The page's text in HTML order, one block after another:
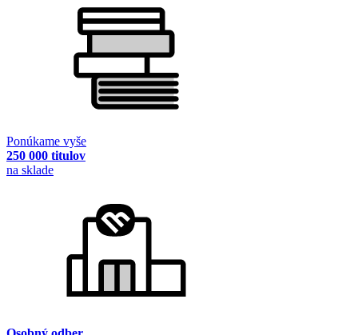
Ponúkame vyše
250 000 titulov
na sklade